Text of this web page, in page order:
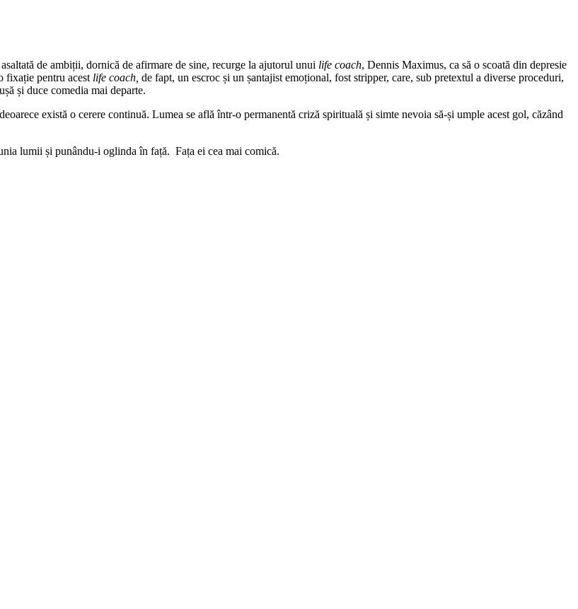
de ambiții, dornică de afirmare de sine, recurge la ajutorul unui life coach, Dennis Maximus, ca să o scoată din depresie
fixație pentru acest life coach, de fapt, un escroc și un șantajist emoțional, fost stripper, care, sub pretextul a diverse proceduri,
și duce comedia mai departe.
există o cerere continuă. Lumea se află într-o permanentă criză spirituală și simte nevoia să-și umple acest gol, căzând
lumii și punându-i oglinda în față. Fața ei cea mai comică.